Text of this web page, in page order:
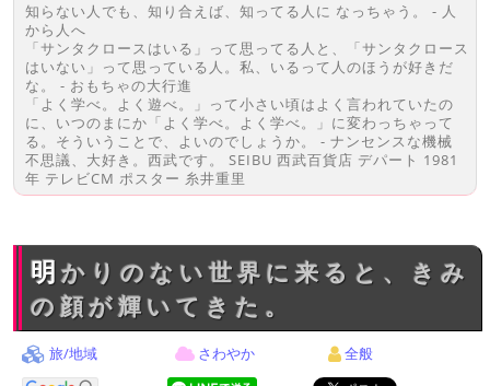
知らない人でも、知り合えば、知ってる人に なっちゃう。 - 人
から人へ
「サンタクロースはいる」って思ってる人と、「サンタクロース
はいない」って思っている人。私、いるって人のほうが好きだ
な。 - おもちゃの大行進
「よく学べ。よく遊べ。」って小さい頃はよく言われていたの
に、いつのまにか「よく学べ。よく学べ。」に変わっちゃって
る。そういうことで、よいのでしょうか。 - ナンセンスな機械
不思議、大好き。西武です。 SEIBU 西武百貨店 デパート 1981
年 テレビCM ポスター 糸井重里
明かりのない世界に来ると、きみ
の顔が輝いてきた。
旅/地域 さわやか 全般